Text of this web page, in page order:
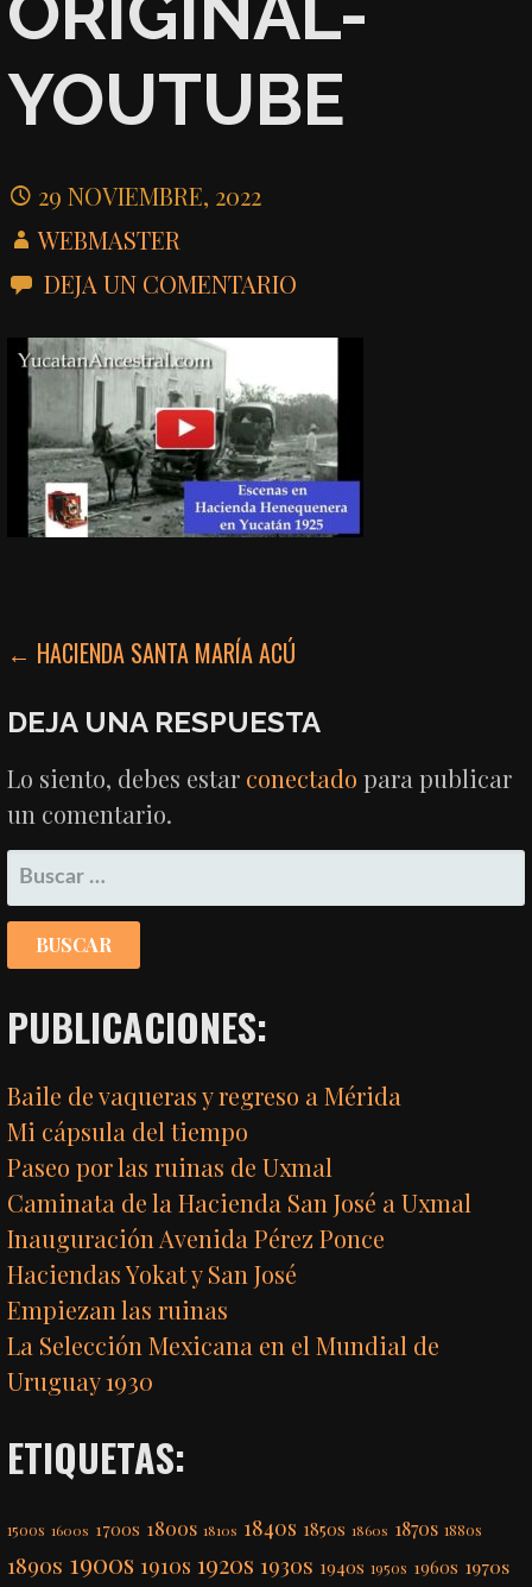
YOUTUBE
29 NOVIEMBRE, 2022
WEBMASTER
DEJA UN COMENTARIO
NAVEGACIÓN
DE
ENTRADAS
← HACIENDA SANTA MARÍA ACÚ
DEJA UNA RESPUESTA
Lo siento, debes estar conectado para publicar
un comentario.
BUSCAR:
PUBLICACIONES:
Baile de vaqueras y regreso a Mérida
Mi cápsula del tiempo
Paseo por las ruinas de Uxmal
Caminata de la Hacienda San José a Uxmal
Inauguración Avenida Pérez Ponce
Haciendas Yokat y San José
Empiezan las ruinas
La Selección Mexicana en el Mundial de
Uruguay 1930
ETIQUETAS:
1500s 1600s 1700s 1800s 1810s 1840s 1850s 1860s 1870s 1880s
1890s 1900s 1910s 1920s 1930s 1940s 1950s 1960s 1970s